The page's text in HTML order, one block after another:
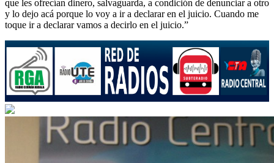
que les ofrecían dinero, salvaguarda, a condición de denunciar a otro
y lo dejo acá porque lo voy a ir a declarar en el juicio. Cuando me
toque ir a declarar vamos a decirlo en el juicio.”